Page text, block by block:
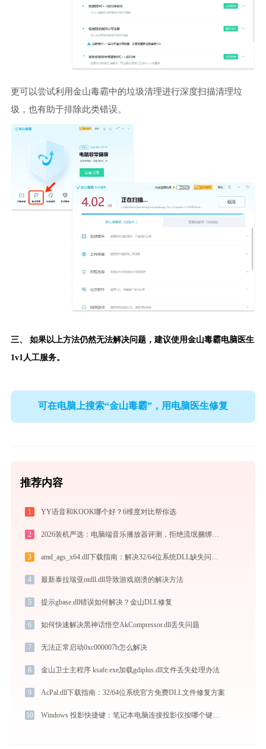
更可以尝试利用金山毒霸中的垃圾清理进行深度扫描清理垃
圾，也有助于排除此类错误。
三、 如果以上方法仍然无法解决问题，建议使用金山毒霸电脑医生
1v1人工服务。
可在电脑上搜索“金山毒霸”，用电脑医生修复
推荐内容
1 YY语音和KOOK哪个好？6维度对比帮你选
2 2026装机严选：电脑端音乐播放器评测，拒绝流氓捆绑，还原极致无损心流音质
3
4 最新泰拉瑞亚ntdll.dll导致游戏崩溃的解决方法
5 提示gbase.dll错误如何解决？金山DLL修复
6 如何快速解决黑神话悟空AkCompressor.dll丢失问题
7 无法正常启动0xc000007b怎么解决
8 金山卫士主程序 ksafe.exe加载gdiplus.dll文件丢失处理办法
9 AcPal.dll下载指南：32/64位系统官方免费DLL文件修复方案
10 Windows 投影快捷键：笔记本电脑连接投影仪按哪个键切换（投影仪连接快捷键指南）